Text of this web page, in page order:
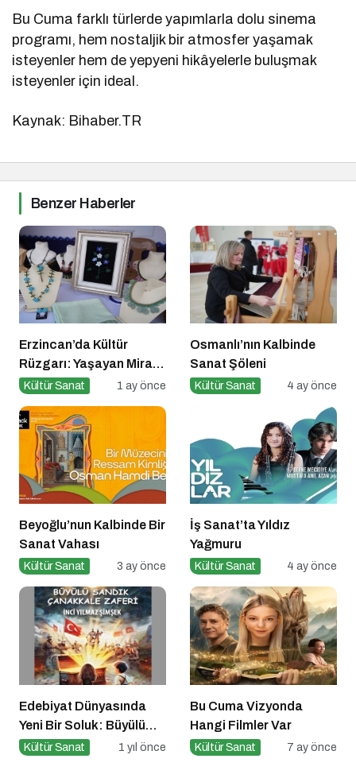
Bu Cuma farklı türlerde yapımlarla dolu sinema
programı, hem nostaljik bir atmosfer yaşamak
isteyenler hem de yepyeni hikâyelerle buluşmak
isteyenler için ideal.
Kaynak: Bihaber.TR
Benzer Haberler
Erzincan’da Kültür
Rüzgarı: Yaşayan Miras
Şöleni Şehre İz Bıraktı
Kültür Sanat 1 ay önce
Osmanlı’nın Kalbinde
Sanat Şöleni
Kültür Sanat 4 ay önce
Beyoğlu’nun Kalbinde Bir
Sanat Vahası
Kültür Sanat 3 ay önce
İş Sanat’ta Yıldız
Yağmuru
Kültür Sanat 4 ay önce
Edebiyat Dünyasında
Yeni Bir Soluk: Büyülü
Sandık Çanakkale
Kültür Sanat 1 yıl önce
Bu Cuma Vizyonda
Hangi Filmler Var
Kültür Sanat 7 ay önce